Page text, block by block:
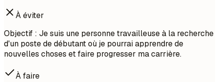
À éviter
Objectif : Je suis une personne travailleuse à la recherche
d'un poste de débutant où je pourrai apprendre de
nouvelles choses et faire progresser ma carrière.
À faire